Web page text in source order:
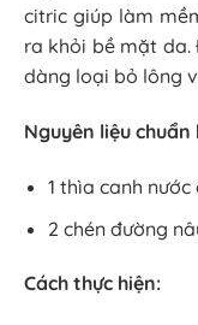
citric giúp làm
ra khỏi bề mặt
dàng loại bỏ lông
Nguyên liệu chuẩn
1 thìa canh nước
2 chén đường
Cách thực hiện: